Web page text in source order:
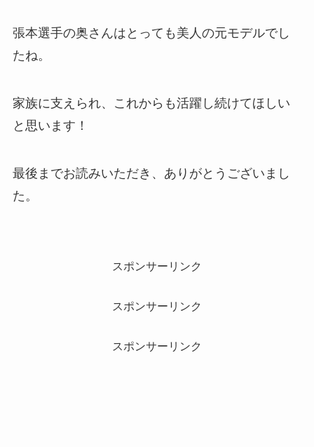
張本選手の奥さんはとっても美人の元モデルでし
たね。
家族に支えられ、これからも活躍し続けてほしい
と思います！
最後までお読みいただき、ありがとうございまし
た。
スポンサーリンク
スポンサーリンク
スポンサーリンク